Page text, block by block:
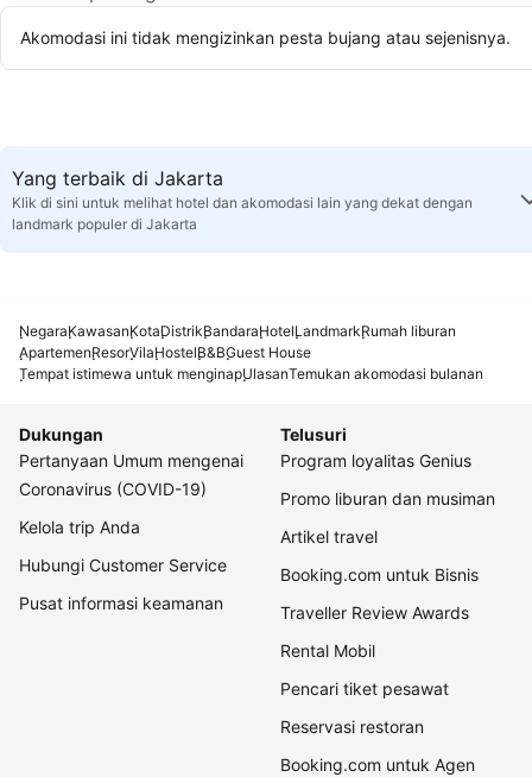
Akomodasi ini tidak mengizinkan pesta bujang atau sejenisnya.
Yang terbaik di Jakarta
Klik di sini untuk melihat hotel dan akomodasi lain yang dekat dengan
landmark populer di Jakarta
NegaraKawasanKotaDistrikBandaraHotelLandmarkRumah liburan
ApartemenResorVilaHostelB&BGuest House
Tempat istimewa untuk menginapUlasanTemukan akomodasi bulanan
Dukungan
Pertanyaan Umum mengenai
Coronavirus (COVID-19)
Kelola trip Anda
Hubungi Customer Service
Pusat informasi keamanan
Telusuri
Program loyalitas Genius
Promo liburan dan musiman
Artikel travel
Booking.com untuk Bisnis
Traveller Review Awards
Rental Mobil
Pencari tiket pesawat
Reservasi restoran
Booking.com untuk Agen